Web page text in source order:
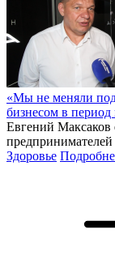
«Мы не меняли
бизнесом в период
Евгений Максаков
предпринимателей
Здоровье